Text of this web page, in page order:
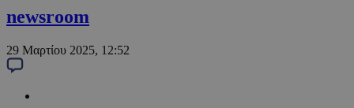
newsroom
29 Μαρτίου 2025, 12:52